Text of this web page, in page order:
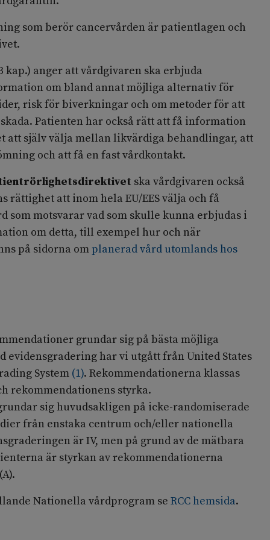
som berör cancervården är patientlagen och
kap.) anger att vårdgivaren ska erbjuda
om bland annat möjliga alternativ för
risk för biverkningar och om metoder för att
Patienten har också rätt att få information
att själv välja mellan likvärdiga behandlingar, att
och att få en fast vårdkontakt.
ska vårdgivaren också
rättighet att inom hela EU/EES välja och få
som motsvarar vad som skulle kunna erbjudas i
om detta, till exempel hur och när
på sidorna omplanerad vård utomlands hos
grundar sig på bästa möjliga
evidensgradering har vi utgått från United States
System (1). Rekommendationerna klassas
rekommendationens styrka.
sig huvudsakligen på icke-randomiserade
från enstaka centrum och/eller nationella
är IV, men på grund av de mätbara
är styrkan av rekommendationerna
Nationella vårdprogram seRCC hemsida.